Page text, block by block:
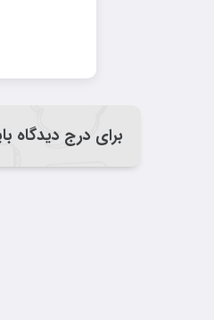
برای درج دیدگاه